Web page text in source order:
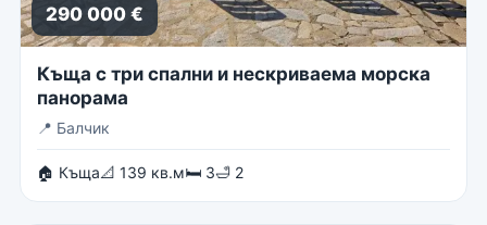
290 000 €
Къща с три спални и нескриваема морска
панорама
📍 Балчик
🏠 Къща📐 139 кв.м🛏 3🛁 2